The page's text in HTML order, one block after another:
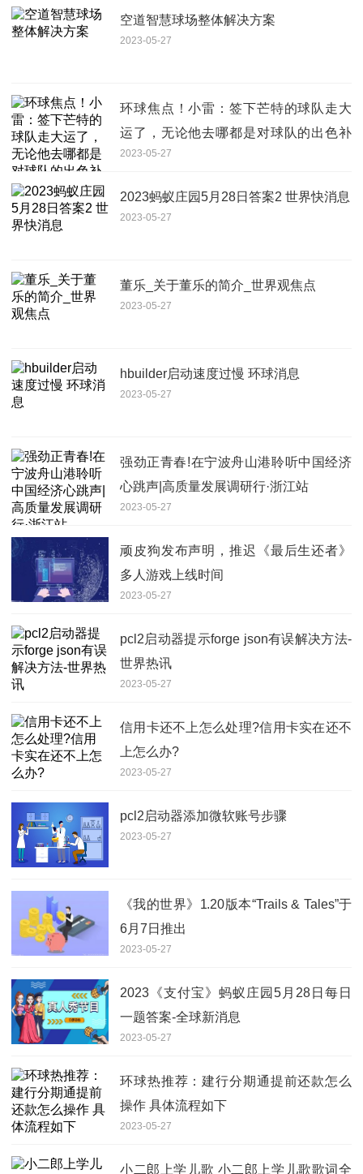
空道智慧球场整体解决方案
2023-05-27
环球焦点！小雷：签下芒特的球队走大
运了，无论他去哪都是对球队的出色补
充
2023-05-27
2023蚂蚁庄园5月28日答案2 世界快消息
2023-05-27
董乐_关于董乐的简介_世界观焦点
2023-05-27
hbuilder启动速度过慢 环球消息
2023-05-27
强劲正青春!在宁波舟山港聆听中国经济
心跳声|高质量发展调研行·浙江站
2023-05-27
顽皮狗发布声明，推迟《最后生还者》
多人游戏上线时间
2023-05-27
pcl2启动器提示forge json有误解决方法-
世界热讯
2023-05-27
信用卡还不上怎么处理?信用卡实在还不
上怎么办?
2023-05-27
pcl2启动器添加微软账号步骤
2023-05-27
《我的世界》1.20版本“Trails & Tales”于
6月7日推出
2023-05-27
2023《支付宝》蚂蚁庄园5月28日每日
一题答案-全球新消息
2023-05-27
环球热推荐：建行分期通提前还款怎么
操作 具体流程如下
2023-05-27
小二郎上学儿歌 小二郎上学儿歌歌词全